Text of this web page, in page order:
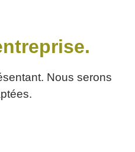
Nous serons